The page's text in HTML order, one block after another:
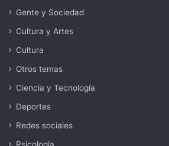
Gente y Sociedad
Cultura y Artes
Cultura
Otros temas
Ciencia y Tecnología
Deportes
Redes sociales
Psicología